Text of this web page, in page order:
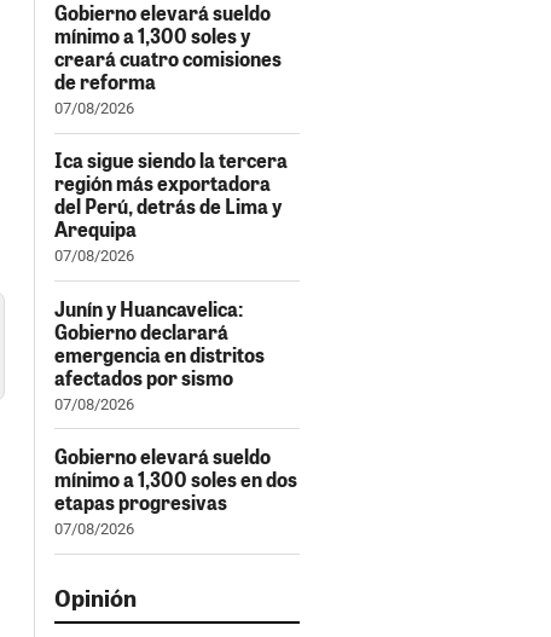
Gobierno elevará sueldo
mínimo a 1,300 soles y
creará cuatro comisiones
de reforma
07/08/2026
Ica sigue siendo la tercera
región más exportadora
del Perú, detrás de Lima y
Arequipa
07/08/2026
Junín y Huancavelica:
Gobierno declarará
emergencia en distritos
afectados por sismo
07/08/2026
Gobierno elevará sueldo
mínimo a 1,300 soles en dos
etapas progresivas
07/08/2026
Opinión